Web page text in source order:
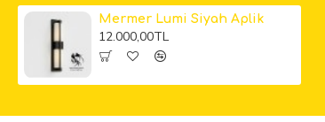
Mermer Lumi Siyah Aplik
12.000,00TL